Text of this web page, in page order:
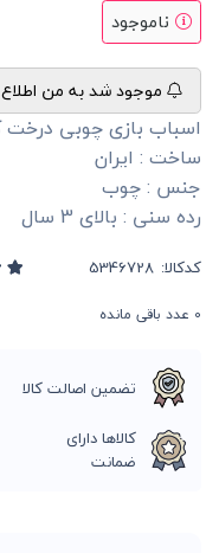
ناموجود
موجود شد به من
اسباب بازی چوبی درخت
ساخت : ایران
جنس : چوب
رده سنی : بالای 3 سال
کدکالا:
0 عدد باقی مانده
تضمین اصالت کالا
کالاها دارای
ضمانت